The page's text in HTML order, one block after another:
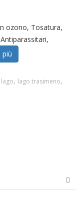
ozono, Tosatura,
più
, lago trasimeno,